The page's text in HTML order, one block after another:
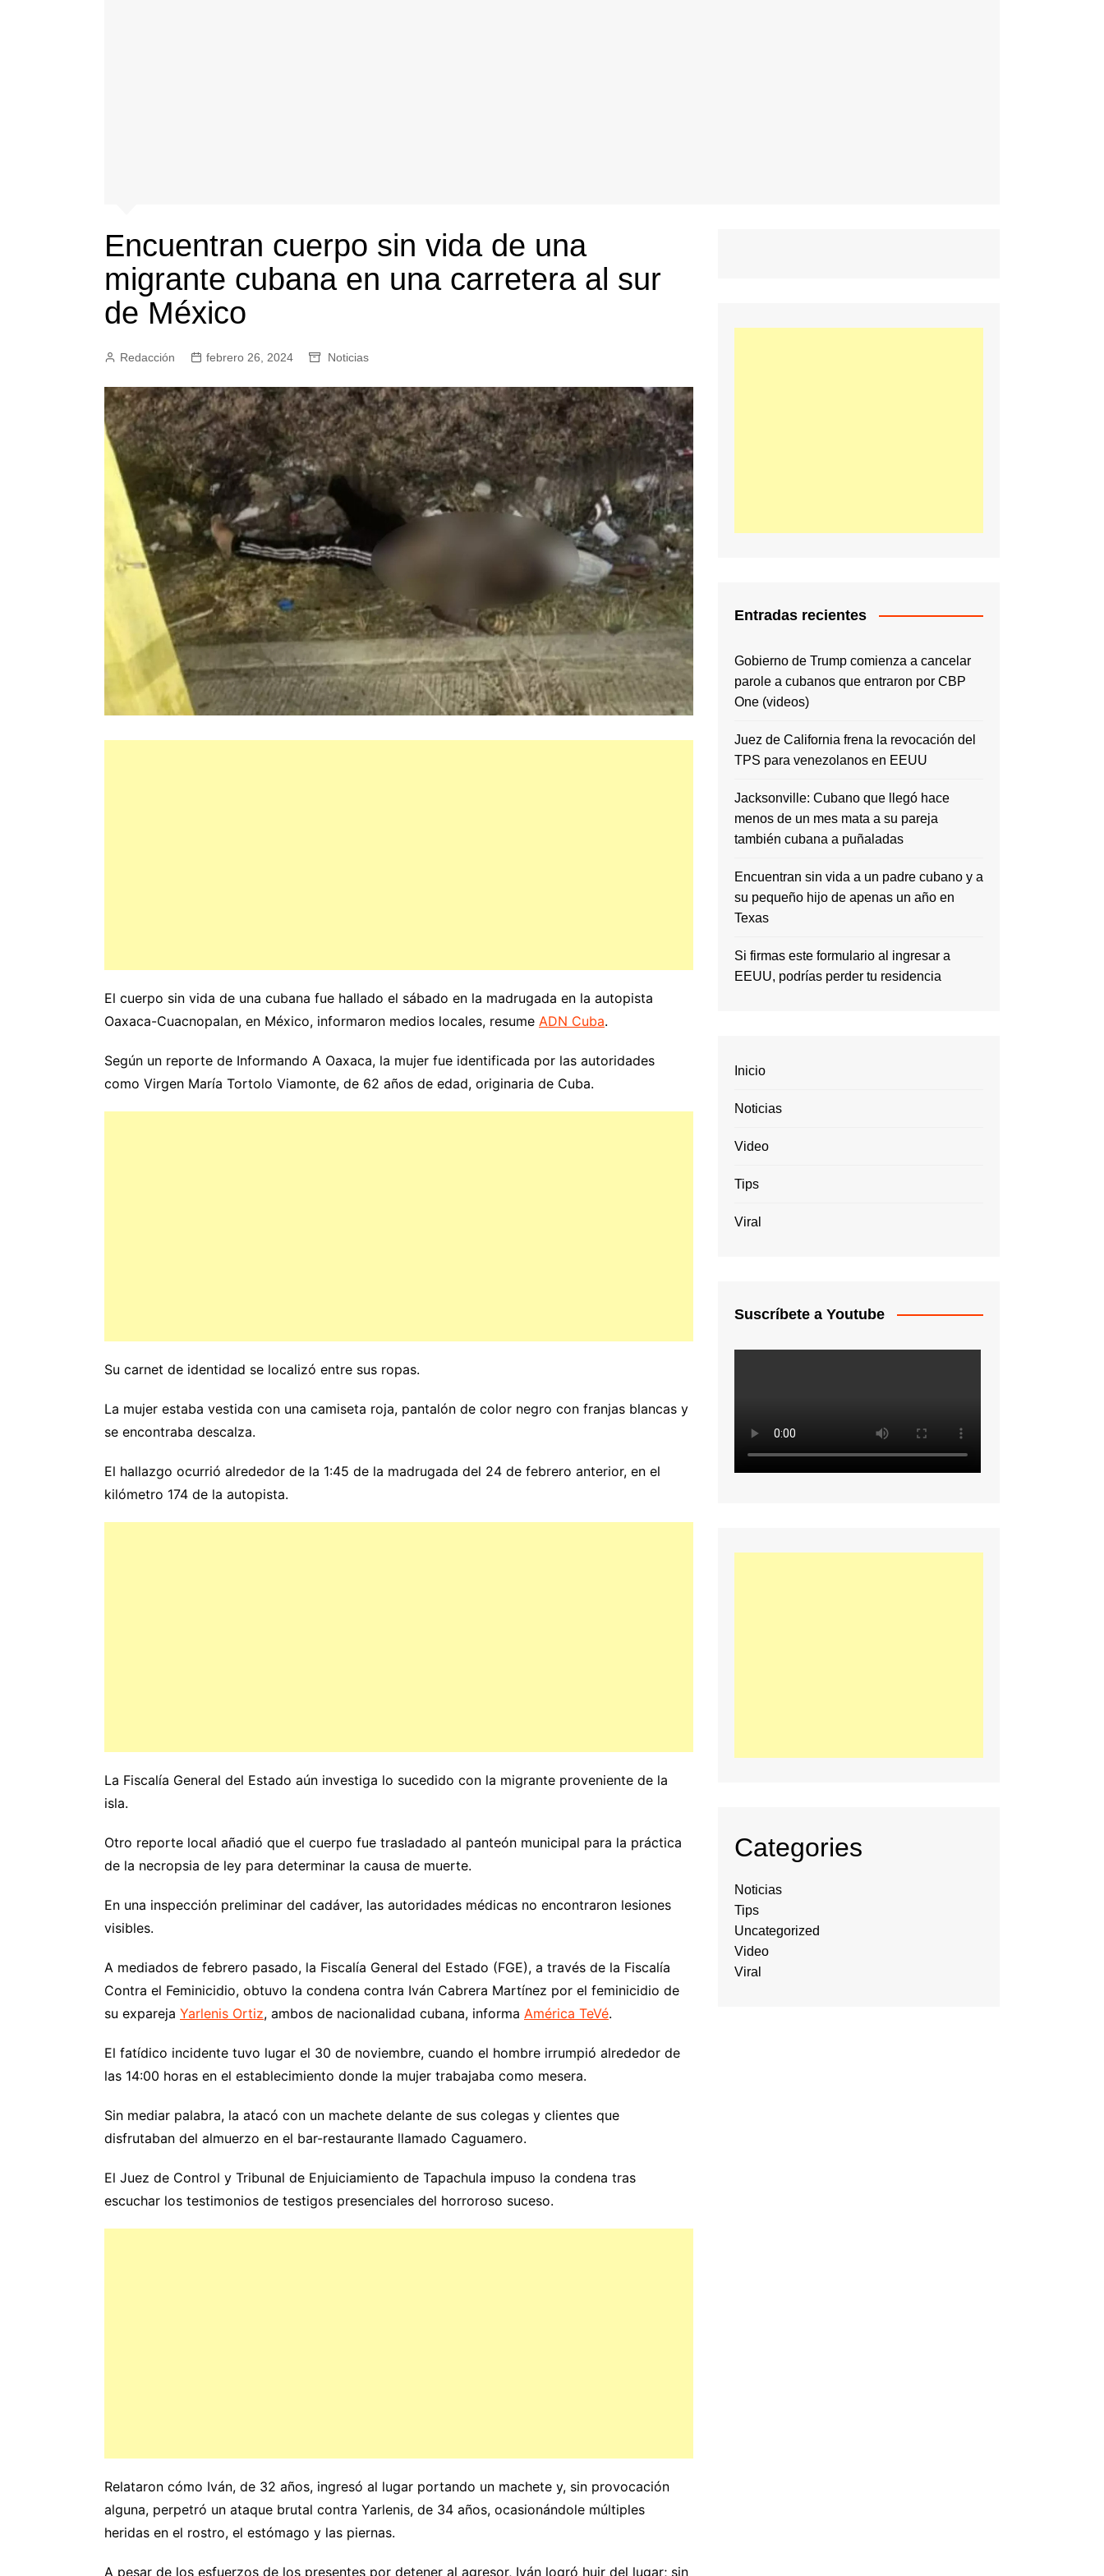
Encuentran cuerpo sin vida de una
migrante cubana en una carretera al sur
de México
Redacción febrero 26, 2024 Noticias
El cuerpo sin vida de una cubana fue hallado el sábado en la madrugada en la autopista
Oaxaca-Cuacnopalan, en México, informaron medios locales, resume ADN Cuba.
Según un reporte de Informando A Oaxaca, la mujer fue identificada por las autoridades
como Virgen María Tortolo Viamonte, de 62 años de edad, originaria de Cuba.
Su carnet de identidad se localizó entre sus ropas.
La mujer estaba vestida con una camiseta roja, pantalón de color negro con franjas blancas y
se encontraba descalza.
El hallazgo ocurrió alrededor de la 1:45 de la madrugada del 24 de febrero anterior, en el
kilómetro 174 de la autopista.
La Fiscalía General del Estado aún investiga lo sucedido con la migrante proveniente de la
isla.
Otro reporte local añadió que el cuerpo fue trasladado al panteón municipal para la práctica
de la necropsia de ley para determinar la causa de muerte.
En una inspección preliminar del cadáver, las autoridades médicas no encontraron lesiones
visibles.
A mediados de febrero pasado, la Fiscalía General del Estado (FGE), a través de la Fiscalía
Contra el Feminicidio, obtuvo la condena contra Iván Cabrera Martínez por el feminicidio de
su expareja Yarlenis Ortiz, ambos de nacionalidad cubana, informa América TeVé.
El fatídico incidente tuvo lugar el 30 de noviembre, cuando el hombre irrumpió alrededor de
las 14:00 horas en el establecimiento donde la mujer trabajaba como mesera.
Sin mediar palabra, la atacó con un machete delante de sus colegas y clientes que
disfrutaban del almuerzo en el bar-restaurante llamado Caguamero.
El Juez de Control y Tribunal de Enjuiciamiento de Tapachula impuso la condena tras
escuchar los testimonios de testigos presenciales del horroroso suceso.
Relataron cómo Iván, de 32 años, ingresó al lugar portando un machete y, sin provocación
alguna, perpetró un ataque brutal contra Yarlenis, de 34 años, ocasionándole múltiples
heridas en el rostro, el estómago y las piernas.
A pesar de los esfuerzos de los presentes por detener al agresor, Iván logró huir del lugar; sin
Entradas recientes
Gobierno de Trump comienza a cancelar
parole a cubanos que entraron por CBP
One (videos)
Juez de California frena la revocación del
TPS para venezolanos en EEUU
Jacksonville: Cubano que llegó hace
menos de un mes mata a su pareja
también cubana a puñaladas
Encuentran sin vida a un padre cubano y a
su pequeño hijo de apenas un año en
Texas
Si firmas este formulario al ingresar a
EEUU, podrías perder tu residencia
Inicio
Noticias
Video
Tips
Viral
Suscríbete a Youtube
Categories
Noticias
Tips
Uncategorized
Video
Viral